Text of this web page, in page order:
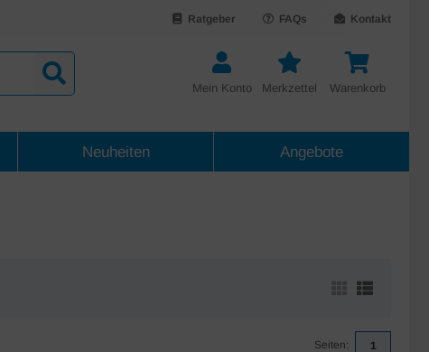
Kontakt
FAQs
Ratgeber
Warenkorb
Merkzettel
Mein Konto
Neuheiten Angebote
Seiten: 1